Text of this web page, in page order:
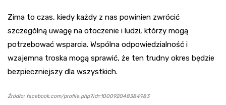
Zima to czas, kiedy każdy z nas powinien zwrócić
szczególną uwagę na otoczenie i ludzi, którzy mogą
potrzebować wsparcia. Wspólna odpowiedzialność i
wzajemna troska mogą sprawić, że ten trudny okres będzie
bezpieczniejszy dla wszystkich.
Źródło: facebook.com/profile.php?id=100092048384983